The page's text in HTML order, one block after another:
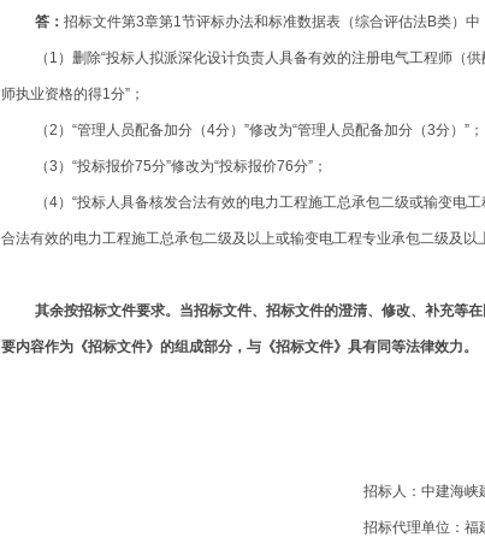
答： 招标文件第3章第1节评标办法和标准数据表（综合评估法B类） 中
（1） 删除“投标人拟派深化设计负责人具备有效的注册电气工程师（
师执业资格的得1分”；
（2）“管理人员配备加分（4分）”修改为“管理人员配备加分（3分）”；
（3）“投标报价75分”修改为“投标报价76分”；
（4）“投标人具备核发合法有效的电力工程施工总承包二级或输变电
合法有效的电力工程施工总承包二级及以上或输变电工程专业承包二级及以
其余按招标文件要求。当招标文件、招标文件的澄清、修改、补充等
要内容作为《招标文件》的组成部分，与《招标文件》具有同等法律效力。
招标人：中建海峡
招标代理单位：福